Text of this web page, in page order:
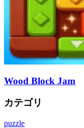
Wood Block Jam
カテゴリ
puzzle